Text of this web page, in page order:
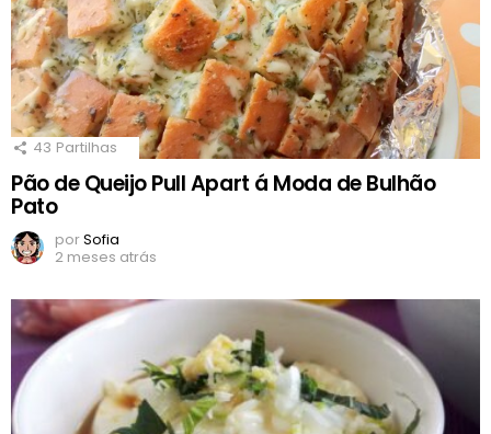
43 Partilhas
Pão de Queijo Pull Apart á Moda de Bulhão
Pato
porSofia
2 meses atrás